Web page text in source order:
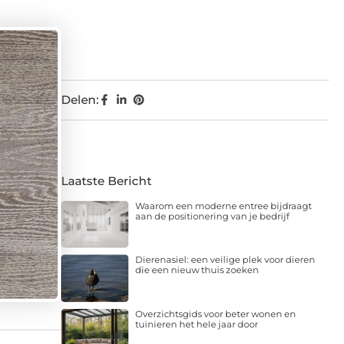
Delen:
Laatste Bericht
Waarom een moderne entree bijdraagt
aan de positionering van je bedrijf
Dierenasiel: een veilige plek voor dieren
die een nieuw thuis zoeken
Overzichtsgids voor beter wonen en
tuinieren het hele jaar door